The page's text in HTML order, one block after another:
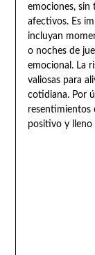
emociones, sin
afectivos. Es
incluyan
o noches de
emocional. La
valiosas para
cotidiana. Por
resentimientos
positivo y lleno